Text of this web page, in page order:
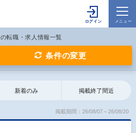
の転職・求人情報一覧
条件の変更
新着のみ 掲載終了間近
掲載期間：26/08/07～26/08/20